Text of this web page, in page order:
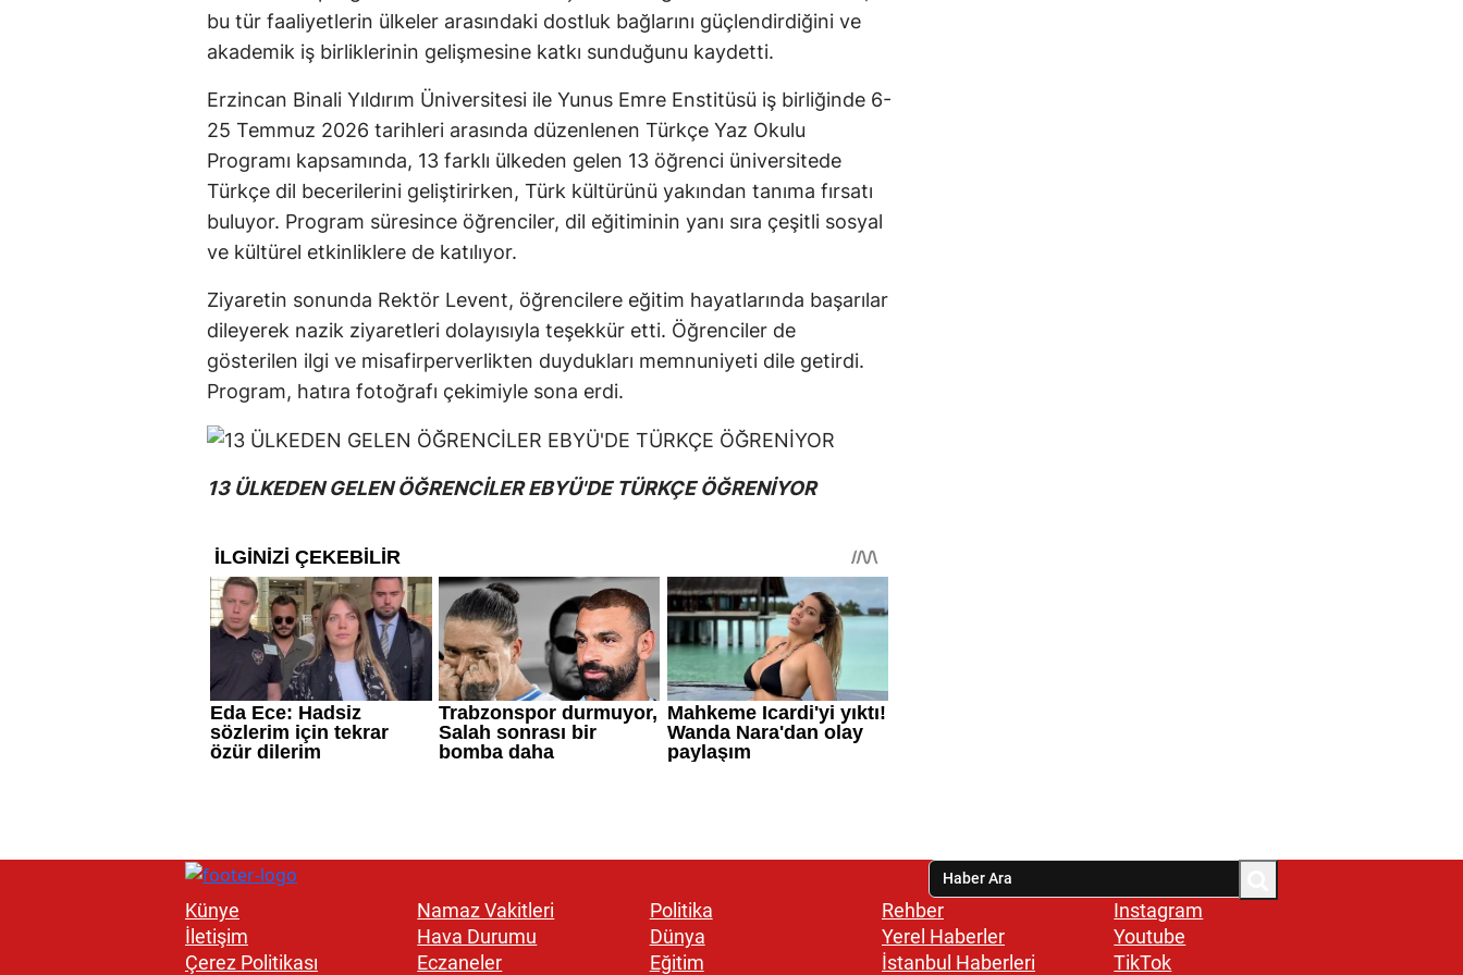
bu tür faaliyetlerin ülkeler arasındaki dostluk bağlarını güçlendirdiğini ve
akademik iş birliklerinin gelişmesine katkı sunduğunu kaydetti.
Erzincan Binali Yıldırım Üniversitesi ile Yunus Emre Enstitüsü iş birliğinde 6-
25 Temmuz 2026 tarihleri arasında düzenlenen Türkçe Yaz Okulu
Programı kapsamında, 13 farklı ülkeden gelen 13 öğrenci üniversitede
Türkçe dil becerilerini geliştirirken, Türk kültürünü yakından tanıma fırsatı
buluyor. Program süresince öğrenciler, dil eğitiminin yanı sıra çeşitli sosyal
ve kültürel etkinliklere de katılıyor.
Ziyaretin sonunda Rektör Levent, öğrencilere eğitim hayatlarında başarılar
dileyerek nazik ziyaretleri dolayısıyla teşekkür etti. Öğrenciler de
gösterilen ilgi ve misafirperverlikten duydukları memnuniyeti dile getirdi.
Program, hatıra fotoğrafı çekimiyle sona erdi.
13 ÜLKEDEN GELEN ÖĞRENCİLER EBYÜ'DE TÜRKÇE ÖĞRENİYOR
Künye
İletişim
Çerez Politikası
Namaz Vakitleri
Hava Durumu
Eczaneler
Politika
Dünya
Eğitim
Rehber
Yerel Haberler
İstanbul Haberleri
Instagram
Youtube
TikTok